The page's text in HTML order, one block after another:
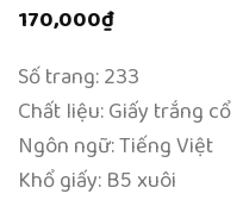
170,000₫
Số trang: 233
Chất liệu: Giấy trắng cổ
Ngôn ngữ: Tiếng Việt
Khổ giấy: B5 xuôi